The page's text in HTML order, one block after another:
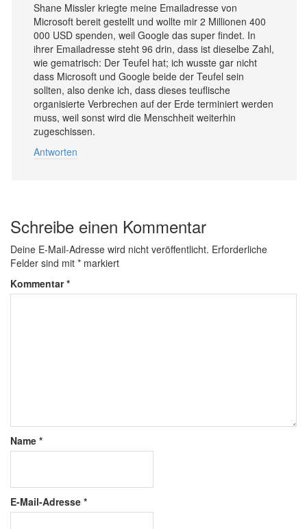
Shane Missler kriegte meine Emailadresse von
Microsoft bereit gestellt und wollte mir 2 Millionen 400
000 USD spenden, weil Google das super findet. In
ihrer Emailadresse steht 96 drin, dass ist dieselbe Zahl,
wie gematrisch: Der Teufel hat; ich wusste gar nicht
dass Microsoft und Google beide der Teufel sein
sollten, also denke ich, dass dieses teuflische
organisierte Verbrechen auf der Erde terminiert werden
muss, weil sonst wird die Menschheit weiterhin
zugeschissen.
Antworten
Schreibe einen Kommentar
Deine E-Mail-Adresse wird nicht veröffentlicht. Erforderliche
Felder sind mit * markiert
Kommentar*
Name *
E-Mail-Adresse *